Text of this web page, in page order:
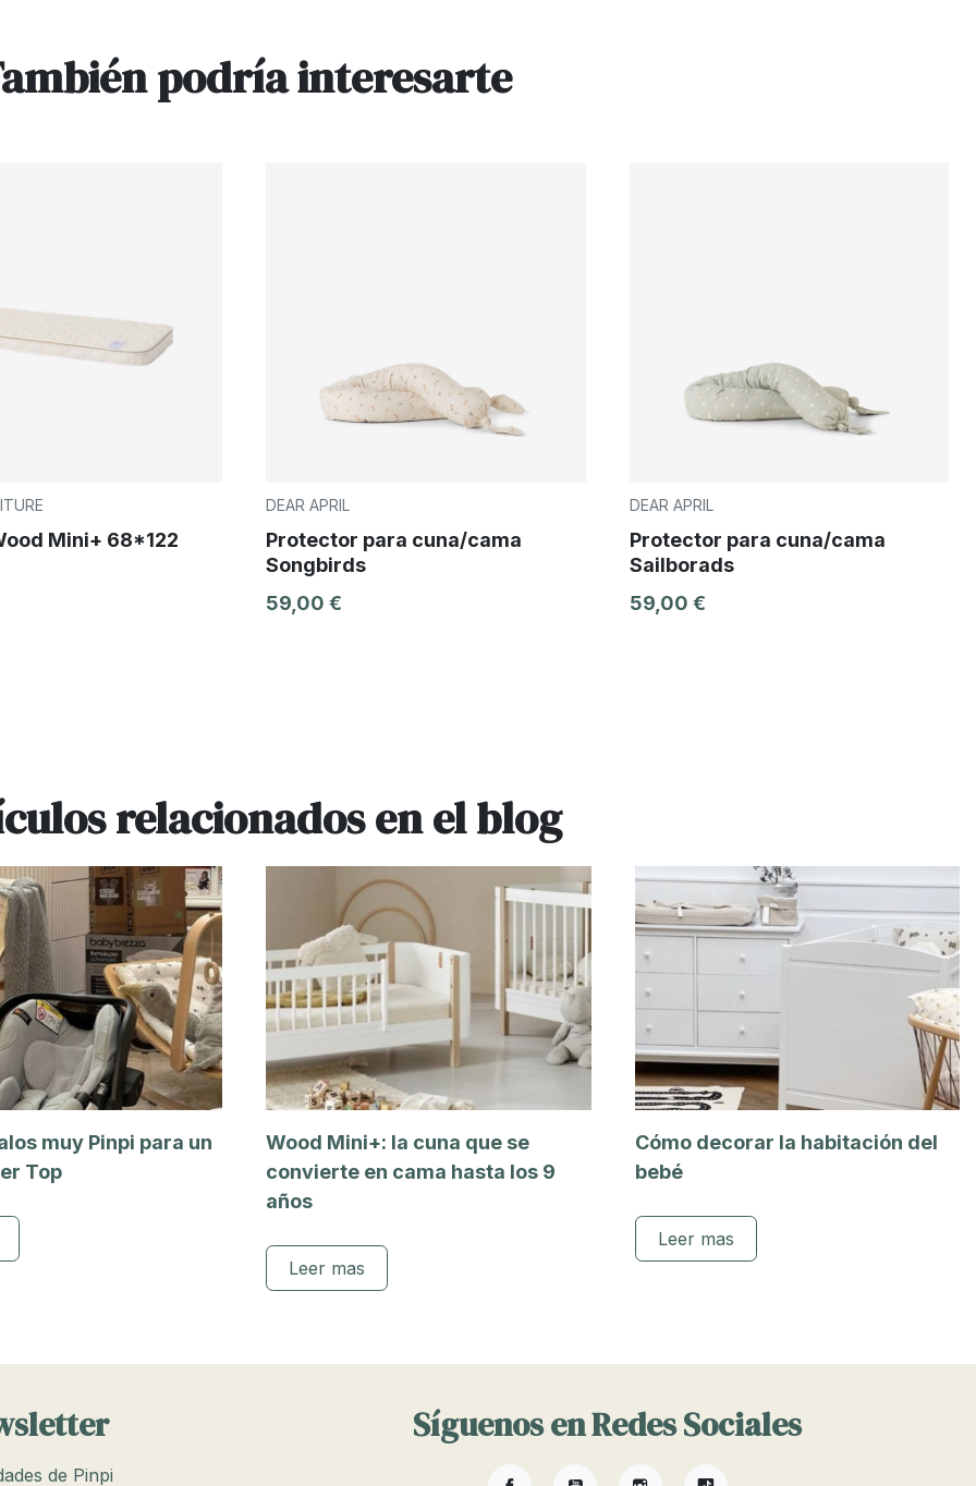
podría interesarte
Mini+ 68*122
DEAR APRIL
Protector para cuna/cama
Songbirds
59,00 €
DEAR APRIL
Protector para cuna/cama
Sailborads
59,00 €
relacionados en el blog
muy Pinpi para un
Top
Wood Mini+: la cuna que se
convierte en cama hasta los 9
años
Leer mas
Cómo decorar la habitación del
bebé
Leer mas
de Pinpi
Síguenos en Redes Sociales